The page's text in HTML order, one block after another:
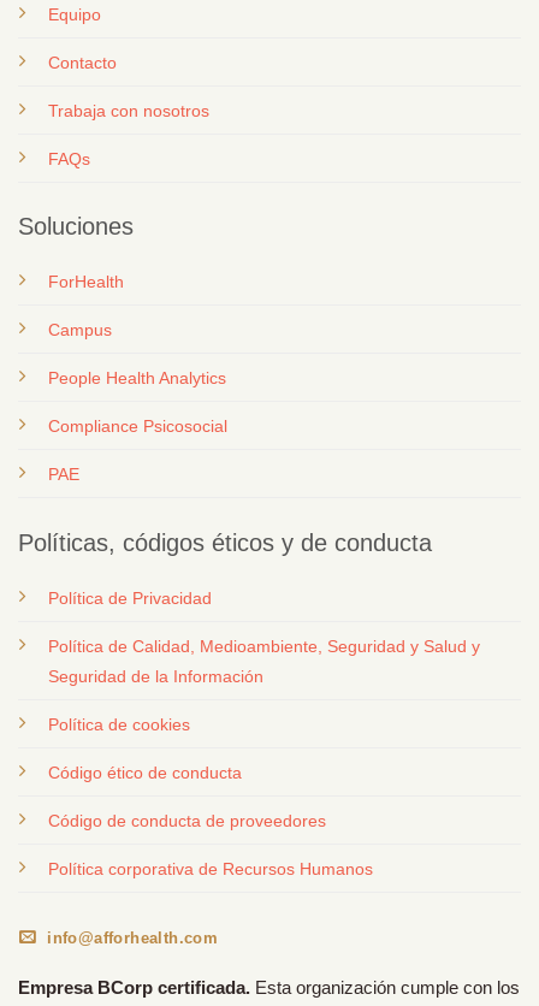
Equipo
Contacto
Trabaja con nosotros
FAQs
Soluciones
ForHealth
Campus
People Health Analytics
Compliance Psicosocial
PAE
Políticas, códigos éticos y de conducta
Política de Privacidad
Política de Calidad, Medioambiente, Seguridad y Salud y
Seguridad de la Información
Política de cookies
Código ético de conducta
Código de conducta de proveedores
Política corporativa de Recursos Humanos
info@afforhealth.com
Empresa BCorp certificada. Esta organización cumple con los